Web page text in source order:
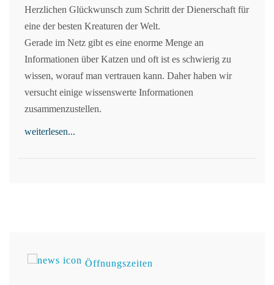
Herzlichen Glückwunsch zum Schritt der Dienerschaft für
eine der besten Kreaturen der Welt.
Gerade im Netz gibt es eine enorme Menge an
Informationen über Katzen und oft ist es schwierig zu
wissen, worauf man vertrauen kann. Daher haben wir
versucht einige wissenswerte Informationen
zusammenzustellen.
weiterlesen...
Öffnungszeiten